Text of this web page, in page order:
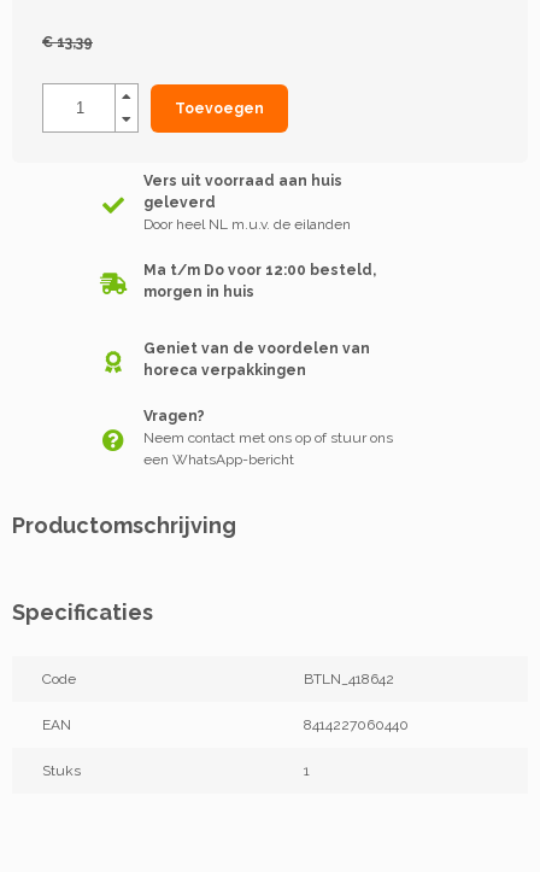
€ 13,39
Toevoegen
Vers uit voorraad aan huis
geleverd
Door heel NL m.u.v. de eilanden
Ma t/m Do voor 12:00 besteld,
morgen in huis
Geniet van de voordelen van
horeca verpakkingen
Vragen?
Neem contact met ons op of stuur ons
een WhatsApp-bericht
Productomschrijving
Specificaties
Code BTLN_418642
EAN 8414227060440
Stuks 1